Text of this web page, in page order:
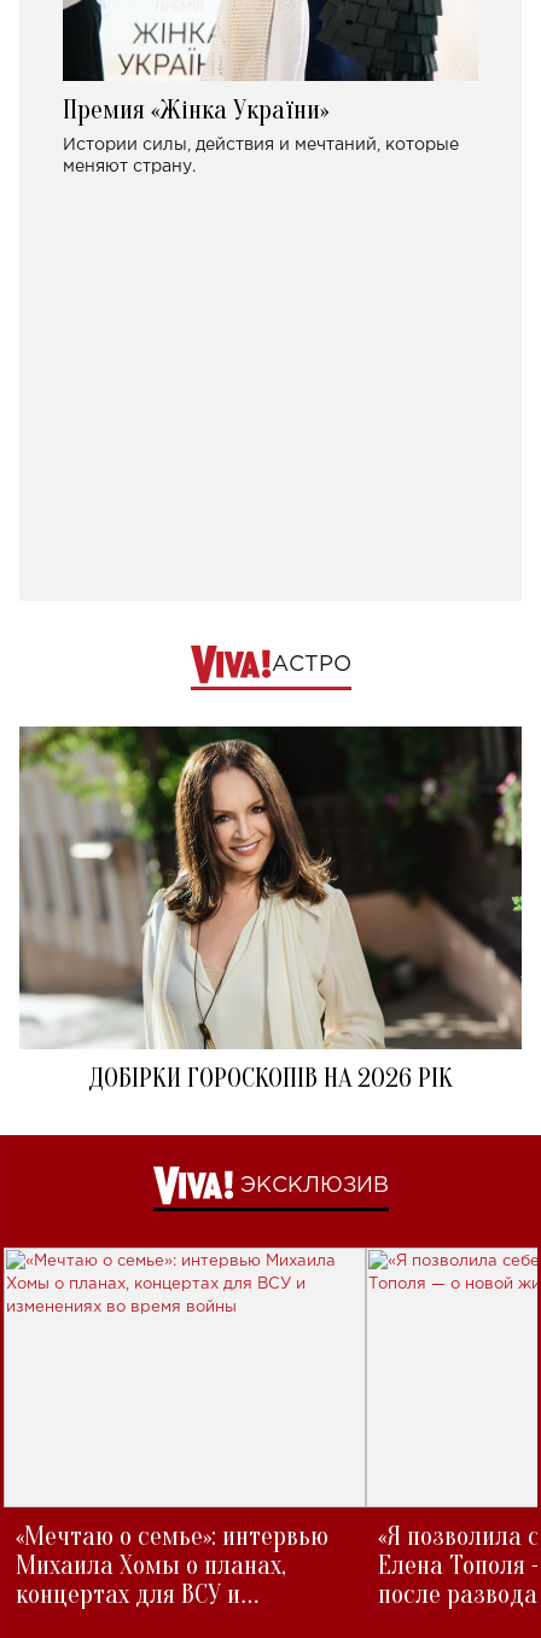
Премия «Жінка України»
Истории силы, действия и мечтаний, которые
меняют страну.
АСТРО
ДОБІРКИ ГОРОСКОПІВ НА 2026 РІК
ЭКСКЛЮЗИВ
«Мечтаю о семье»: интервью
Михаила Хомы о планах,
концертах для ВСУ и
«Я позволила
Елена Тополя
после развода